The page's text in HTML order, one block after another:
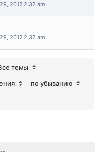
2012 2:32 am
2012 2:32 am
темы
по убыванию